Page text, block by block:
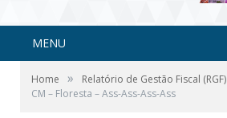
MENU
Home » Relatório de Gestão Fiscal (RGF)
CM – Floresta – Ass-Ass-Ass-Ass